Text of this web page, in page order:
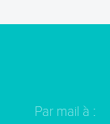
Par mail à :